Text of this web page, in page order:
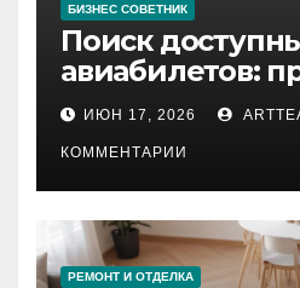
БИЗНЕС СОВЕТНИК
Поиск
авиабилетов:
рекомендации
ИЮН 17, 2026
КОММЕНТАРИИ
РЕМОНТ И ОТДЕЛКА